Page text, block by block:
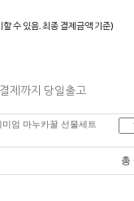
수 있음. 최종 결제금액 기준)
제까지 당일출고
엄 마누카꿀 선물세트
총